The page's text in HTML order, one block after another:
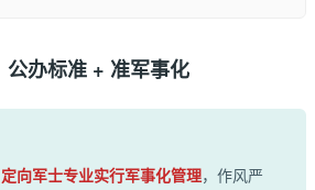
办标准 + 准军事化
定向军士专业实行军事化管理，作风严